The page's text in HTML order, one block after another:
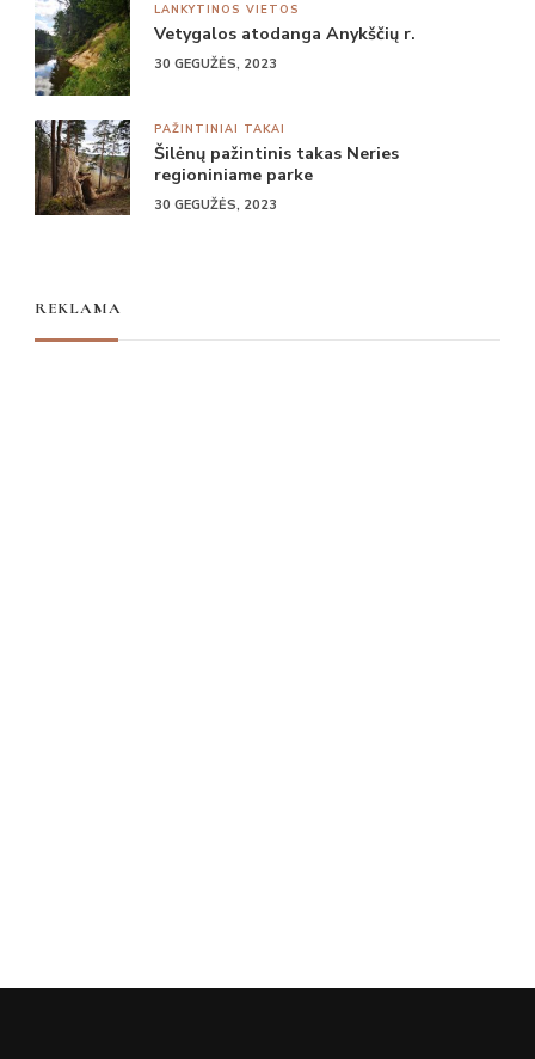
LANKYTINOS VIETOS
Vetygalos atodanga Anykščių r.
30 GEGUŽĖS, 2023
PAŽINTINIAI TAKAI
Šilėnų pažintinis takas Neries
regioniniame parke
30 GEGUŽĖS, 2023
REKLAMA